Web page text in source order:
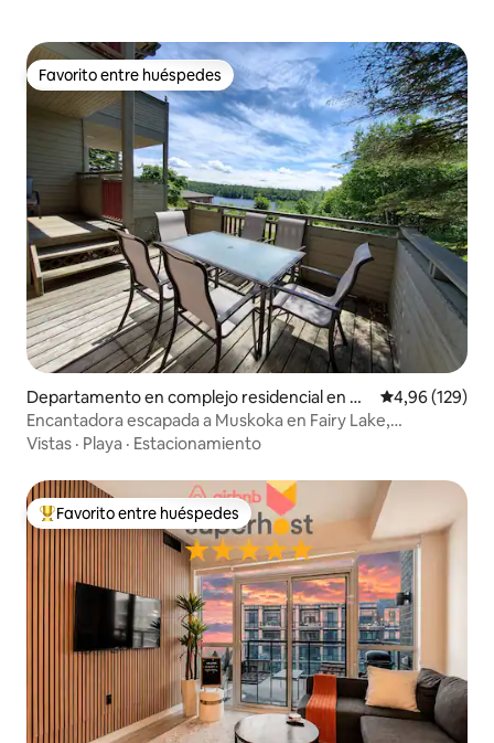
Favorito entre huéspedes
Favorito entre huéspedes
Departamento en complejo residencial en Hu
ntsville
Calificación
4,96 (129)
Encantadora escapada a Muskoka en Fairy Lake,
Huntsville
Vistas · Playa · Estacionamiento
Favorito entre los huéspedes más destacados
Favorito entre huéspedes